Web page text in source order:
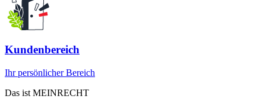
Kundenbereich
Ihr persönlicher Bereich
Das ist MEINRECHT